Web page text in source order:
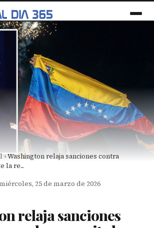
›Washington relaja sanciones contra
la re...
25 de marzo de 2026
relaja sanciones